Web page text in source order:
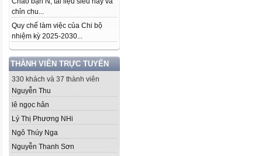
chỉn chu...
Quy chế làm việc của Chi bộ
nhiệm kỳ 2025-2030...
THÀNH VIÊN TRỰC TUYẾN
330 khách và 37 thành viên
Nguyễn Thu
lê ngọc hân
Lý Thị Phương NHi
Ngô Thúy Nga
Nguyễn Thanh Sơn